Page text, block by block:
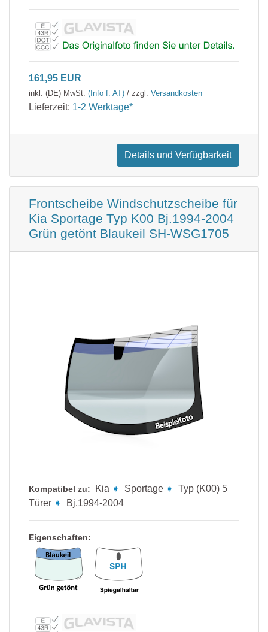
161,95 EUR
inkl. (DE) MwSt. (Info f. AT) / zzgl. Versandkosten
Lieferzeit: 1-2 Werktage*
Details und Verfügbarkeit
Frontscheibe Windschutzscheibe für
Kia Sportage Typ K00 Bj.1994-2004
Grün getönt Blaukeil SH-WSG1705
Kompatibel zu: Kia ➧ Sportage ➧
Typ (K00) 5
Türer ➧ Bj.1994-2004
Eigenschaften: